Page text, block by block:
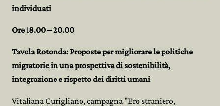
individuati
Ore 18.00 – 20.00
Tavola Rotonda: Proposte per migliorare le politiche
migratorie in una prospettiva di sostenibilità,
integrazione e rispetto dei diritti umani
Vitaliana Curigliano, campagna "Ero straniero,